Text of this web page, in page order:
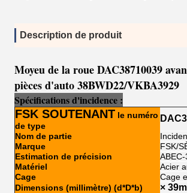
Description de produit
Moyeu de la roue DAC38710039
pièces d'auto 38BWD22/VKBA3929
Spécifications d'incidence :
FSK SOUTENANT le numéro
de type
Nom de partie
Marque
FSK/
Estimation de précision
Matériel
Acier
Cage
Cage
Dimensions (millimètre) (d*D*b)
×